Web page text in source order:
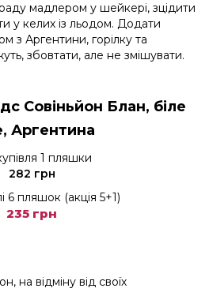
мадлером у шейкері, зцідити
у келих із льодом. Додати
з Аргентини, горілку та
збовтати, але не змішувати.
Совіньйон Блан, біле
Аргентина
1 пляшки
282 грн
6 пляшок (акція 5+1)
235 грн
на відміну від своїх